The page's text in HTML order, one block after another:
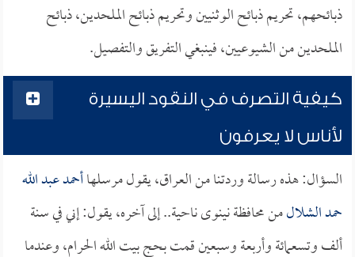
ذبائحهم، تحريم ذبائح الوثنيين وتحريم ذبائح الملحدين، ذبائح
الملحدين من الشيوعيين، فينبغي التفريق والتفصيل.
كيفية التصرف في النقود اليسيرة
لأناس لا يعرفون
السؤال: هذه رسالة وردتنا من العراق، يقول مرسلهاأحمد عبد الله
حمد الشلالمن محافظة نينوى ناحية.. إلى آخره، يقول: إني في سنة
ألف وتسعمائة وأربعة وسبعين قمت بحج بيت الله الحرام، وعندما